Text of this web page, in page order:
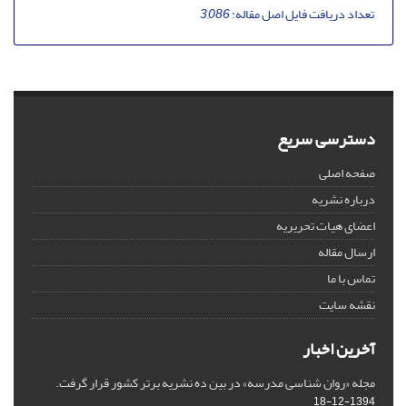
تعداد دریافت فایل اصل مقاله:3,086
دسترسی سریع
صفحه اصلی
درباره نشریه
اعضای هیات تحریریه
ارسال مقاله
تماس با ما
نقشه سایت
آخرین اخبار
مجله «روان شناسی مدرسه» در بین ده نشریه برتر کشور قرار گرفت.
1394-12-18